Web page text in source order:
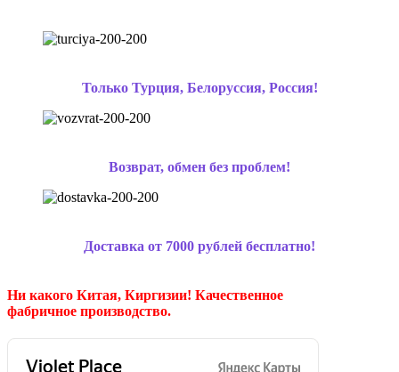
Только Турция, Белоруссия, Россия!
Возврат, обмен без проблем!
Доставка от 7000 рублей бесплатно!
Ни какого Китая, Киргизии! Качественное
фабричное производство.